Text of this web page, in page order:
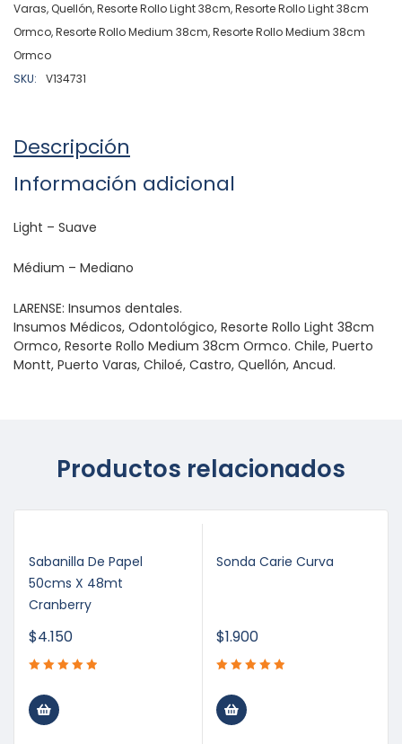
Varas,Quellón,Resorte Rollo Light 38cm,Resorte Rollo Light 38cm
Ormco,Resorte Rollo Medium 38cm,Resorte Rollo Medium 38cm
Ormco
SKU:
V134731
Descripción
Información adicional
Light – Suave
Médium – Mediano
LARENSE: Insumos dentales.
Insumos Médicos, Odontológico, Resorte Rollo Light 38cm
Ormco, Resorte Rollo Medium 38cm Ormco. Chile, Puerto
Montt, Puerto Varas, Chiloé, Castro, Quellón, Ancud.
Productos relacionados
Sabanilla De Papel
50cms X 48mt
Cranberry
$4.150
Sonda Carie Curva
$1.900